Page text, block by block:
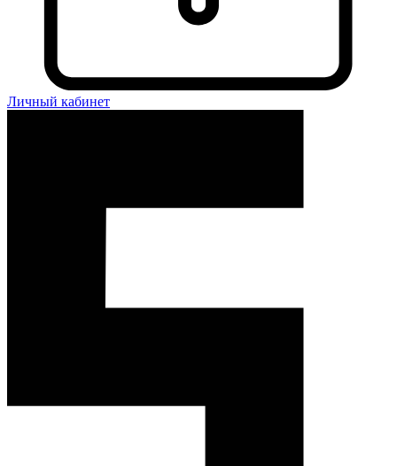
Личный кабинет